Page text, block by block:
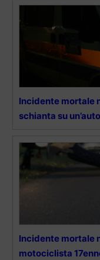
Incidente mortale
schianta su un’auto
Incidente mortale
motociclista